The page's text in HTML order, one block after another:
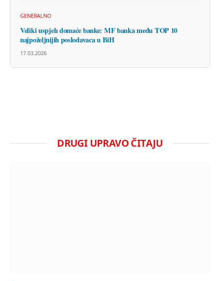
GENERALNO
Veliki uspjeh domaće banke: MF banka među TOP 10
najpoželjnijih poslodavaca u BiH
17.03.2026
DRUGI UPRAVO ČITAJU